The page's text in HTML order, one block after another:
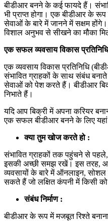
बीडीआर बनने के कई फायदे हैं।
भी प्राप्त होगा। एक बीडीआर के
सेवाओं के बारे में जानने में सक्षम
विशाल अनुभव से सीखने का मौका
एक सफल व्यवसाय विकास
एक व्यवसाय विकास प्रतिनिधि
संभावित ग्राहकों के साथ संबंध
सेवाओं को पेश करते हैं। बीडीआर
निभाते हैं।
यदि आप बिक्री में अपना करियर
एक सफल बीडीआर बनने के लिए
क्या तुम खोज करते हो :
संभावित ग्राहकों तक पहुंचने से
इसकी अच्छी समझ रखें। इस तरह,
व्यवसायों के बारे में ऑनलाइन, सोशल
सकते हैं जो लक्षित कंपनी में किसी को
संबंध निर्माण :
बीडीआर के रूप में मजबूत रिश्ते